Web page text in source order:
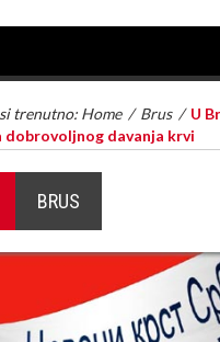
trenutno: Home / Brus / U
dobrovoljnog davanja krvi
BRUS